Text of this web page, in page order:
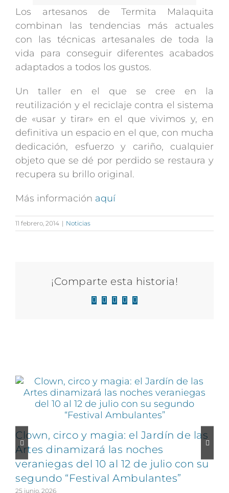
Los artesanos de Termita Malaquita
combinan las tendencias más actuales
con las técnicas artesanales de toda la
vida para conseguir diferentes acabados
adaptados a todos los gustos.
Un taller en el que se cree en la
reutilización y el reciclaje contra el sistema
de «usar y tirar» en el que vivimos y, en
definitiva un espacio en el que, con mucha
dedicación, esfuerzo y cariño, cualquier
objeto que se dé por perdido se restaura y
recupera su brillo original.
Más información aquí
11 febrero, 2014 | Noticias
¡Comparte esta historia!
Facebook
X LinkedIn
WhatsApp
Correo
Clown, circo y magia: el Jardín de las
Artes dinamizará las noches
veraniegas del 10 al 12 de julio con su
segundo “Festival Ambulantes”
25 junio, 2026